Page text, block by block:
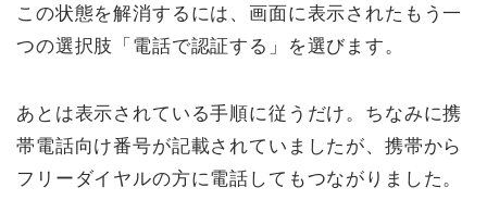
この状態を解消するには、画面に表示されたもう一
つの選択肢「電話で認証する」を選びます。
あとは表示されている手順に従うだけ。ちなみに携
帯電話向け番号が記載されていましたが、携帯から
フリーダイヤルの方に電話してもつながりました。